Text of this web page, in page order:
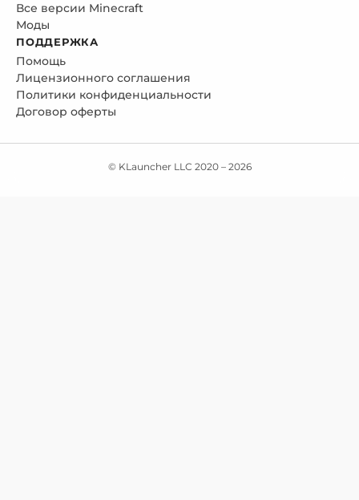
Все версии Minecraft
Моды
ПОДДЕРЖКА
Помощь
Лицензионного соглашения
Политики конфиденциальности
Договор оферты
© KLauncher LLC 2020 – 2026